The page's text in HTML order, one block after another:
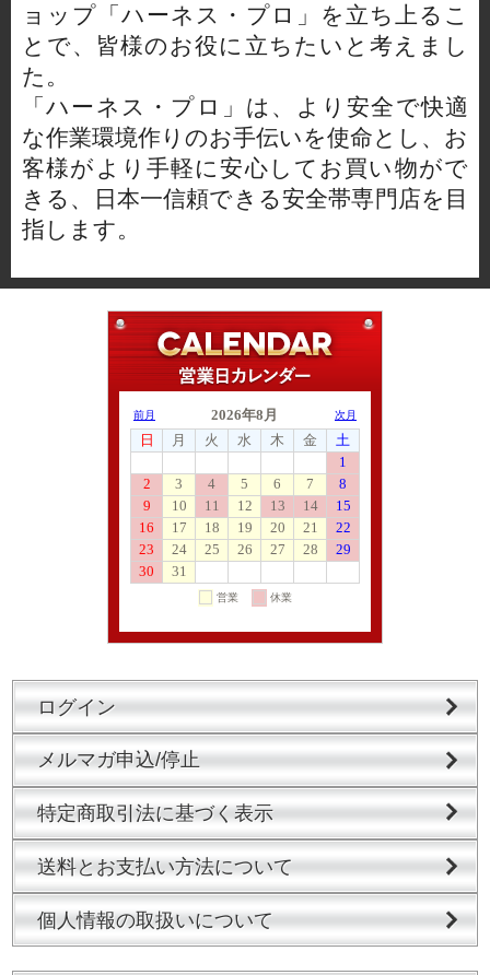
ョップ「ハーネス・プロ」を立ち上るこ
とで、皆様のお役に立ちたいと考えまし
た。
「ハーネス・プロ」は、より安全で快適
な作業環境作りのお手伝いを使命とし、お
客様がより手軽に安心してお買い物がで
きる、日本一信頼できる安全帯専門店を目
指します。
ログイン
メルマガ申込/停止
特定商取引法に基づく表示
送料とお支払い方法について
個人情報の取扱いについて